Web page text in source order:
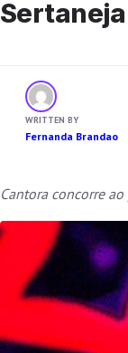
Sertaneja
WRITTEN BY
Fernanda Brandao
Cantora concorre